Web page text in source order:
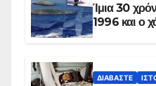
Ίμια 30
ΔΙΑΒΆΣΤΕ